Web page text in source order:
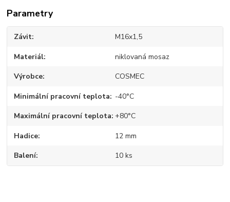
Parametry
Závit M16x1,5
Materiál niklovaná mosaz
Výrobce COSMEC
Minimální pracovní teplota -40°C
Maximální pracovní teplota +80°C
Hadice 12 mm
Balení 10 ks